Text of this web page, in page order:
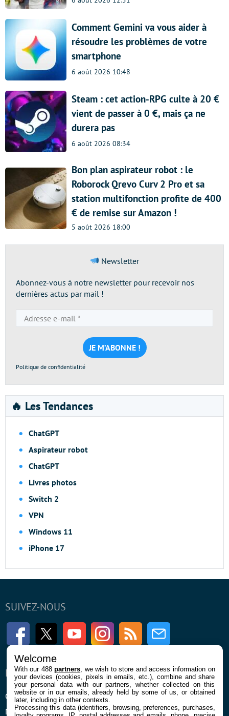
Comment Gemini va vous aider à
résoudre les problèmes de votre
smartphone
6 août 2026 10:48
Steam : cet action-RPG culte à 20 €
vient de passer à 0 €, mais ça ne
durera pas
6 août 2026 08:34
Bon plan aspirateur robot : le
Roborock Qrevo Curv 2 Pro et sa
station multifonction profite de 400
€ de remise sur Amazon !
5 août 2026 18:00
Newsletter
Abonnez-vous à notre newsletter pour recevoir nos
dernières actus par mail !
e-
mail
*
Politique de confidentialité
🔥 Les Tendances
ChatGPT
Aspirateur robot
ChatGPT
Livres photos
Switch 2
VPN
Windows 11
iPhone 17
SUIVEZ-NOUS
FacebookTwitter Youtube InstagramRSS Newsletter
ENTREPRISE
Qui sommes nous
Mentions légales et CGU
À PROPOS
La rédaction
Contact
Welcome
With our 488partners , we wish to store and access information on
your devices (cookies, pixels in emails, etc.), combine and share
your personal data with our partners, whether collected on this
website or in our emails, already held by some of us, or obtained
later, including in other contexts.
Processing this data (identifiers, browsing, preferences, purchases,